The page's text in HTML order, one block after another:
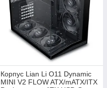
Корпус Lian Li O11 Dynamic
MINI V2 FLOW ATX/mATX/ITX